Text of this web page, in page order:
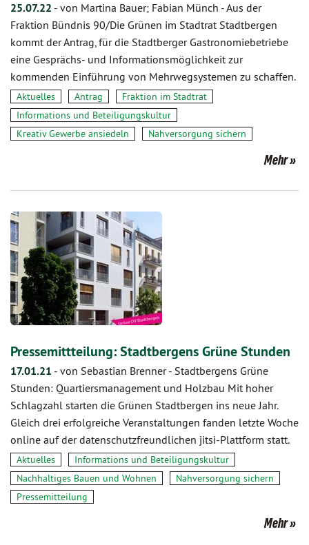
25.07.22 - von Martina Bauer; Fabian Münch -Aus der
Fraktion Bündnis 90/Die Grünen im Stadtrat Stadtbergen
kommt der Antrag, für die Stadtberger Gastronomiebetriebe
eine Gesprächs- und Informationsmöglichkeit zur
kommenden Einführung von Mehrwegsystemen zu schaffen.
Aktuelles Antrag
Fraktion im Stadtrat
Informations und Beteiligungskultur
Kreativ Gewerbe ansiedeln
Nahversorgung sichern
Mehr
Pressemittteilung: Stadtbergens Grüne Stunden
17.01.21 - von Sebastian Brenner- Stadtbergens Grüne
Stunden: Quartiersmanagement und Holzbau Mit hoher
Schlagzahl starten die Grünen Stadtbergen ins neue Jahr.
Gleich drei erfolgreiche Veranstaltungen fanden letzte Woche
online auf der datenschutzfreundlichen jitsi-Plattform statt.
Aktuelles
Informations und Beteiligungskultur
Nachhaltiges Bauen und Wohnen
Nahversorgung sichern
Pressemitteilung
Mehr